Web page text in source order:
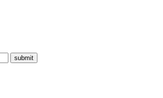
submit